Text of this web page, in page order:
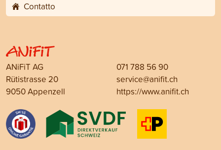
Contatto
ANiFiT AG
Rütistrasse 20
9050 Appenzell
071 788 56 90
service@anifit.ch
https://www.anifit.ch